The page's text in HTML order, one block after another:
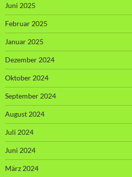
Juni 2025
Februar 2025
Januar 2025
Dezember 2024
Oktober 2024
September 2024
August 2024
Juli 2024
Juni 2024
März 2024